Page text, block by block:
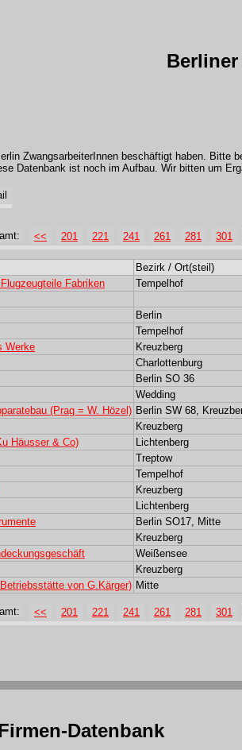
ZwangsarbeiterInnen beschäftigt haben. Bitte
Datenbank ist noch im Aufbau. Wir bitten um
<< 201 221 241 261 281 301
Bezirk / Ort(steil)
Fabriken
Tempelhof
Berlin
Tempelhof
Werke
Kreuzberg
Charlottenburg
Berlin SO 36
Wedding
(Prag = W. Hözel) Berlin SW 68,
Kreuzberg
Häusser & Co)
Lichtenberg
Treptow
Tempelhof
Kreuzberg
Lichtenberg
Berlin SO17, Mitte
Kreuzberg
Weißensee
Kreuzberg
von G.Kärger) Mitte
<< 201 221 241 261 281 301
Datenbank